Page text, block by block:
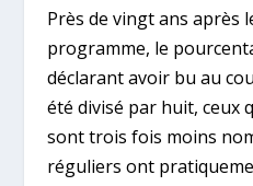
Près de vingt ans après
programme, le
déclarant avoir bu au
été divisé par huit, ceux
sont trois fois moins
réguliers ont